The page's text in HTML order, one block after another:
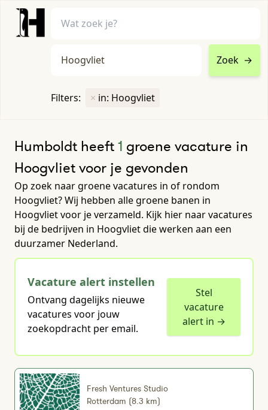
Zoek →
Filters: × in: Hoogvliet
Humboldt heeft1 groene vacature in
Hoogvliet voor je gevonden
Op zoek naar groene vacatures in of rondom
Hoogvliet? Wij hebben alle groene banen in
Hoogvliet voor je verzameld. Kijk hier naar vacatures
bij de bedrijven in Hoogvliet die werken aan een
duurzamer Nederland.
Vacature alert instellen
Ontvang dagelijks nieuwe
vacatures voor jouw
zoekopdracht per email.
Stel
vacature
alert in →
Fresh Ventures Studio
Rotterdam (8.3 km)